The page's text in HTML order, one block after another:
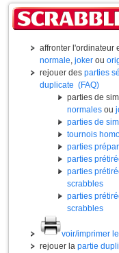
affronter l'ordinateur
normale, joker ou
rejouer des parties
duplicate (FAQ)
parties de
normales ou
parties de
tournois
parties
parties
parties
scrabbles
parties
scrabbles
voir/imprimer
rejouer la partie